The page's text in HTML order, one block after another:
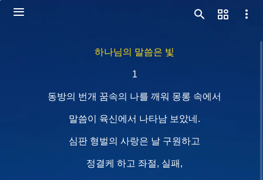
하나님의 말씀은 빛
1
동방의 번개 꿈속의 나를 깨워 몽롱 속에서
말씀이 육신에서 나타남 보았네.
심판 형벌의 사랑은 날 구원하고
정결케 하고 좌절, 실패,